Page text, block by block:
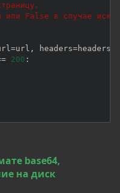
или False в случае
=url , headers=headers
200 :
base64,
на диск